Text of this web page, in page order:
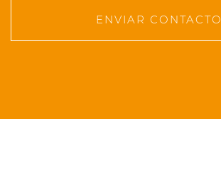
ENVIAR CONTACTO